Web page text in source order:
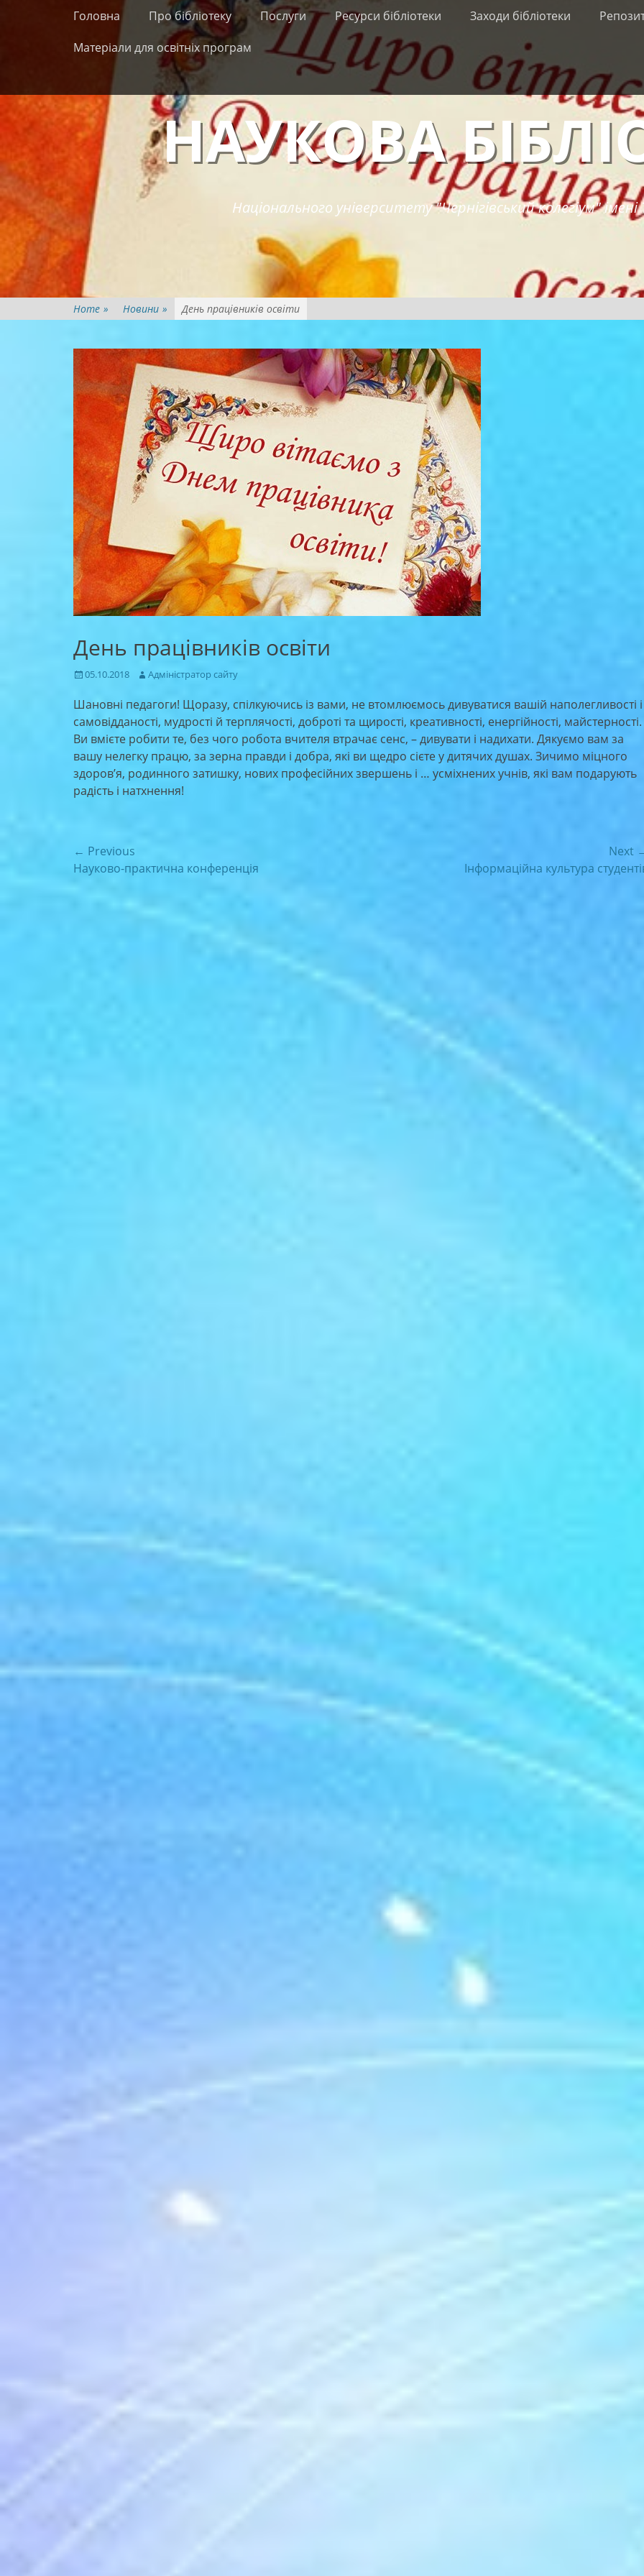
Skip
content
Primary Menu
Головна Про бібліотеку Послуги Ресурси бібліотеки Заходи бібліотеки
Матеріали для освітніх програм
НАУКОВА
Національного університету "Чернігівський колегіум"
Home » Новини » День працівників освіти
День працівників освіти
Posted
05.10.2018 Author
Адміністратор сайту
Шановні педагоги! Щоразу, спілкуючись із вами, не втомлюємось дивуватися вашій наполегливості і
самовідданості, мудрості й терплячості, доброті та щирості, креативності, енергійності, майстерності.
Ви вмієте робити те, без чого робота вчителя втрачає сенс, – дивувати і надихати. Дякуємо вам за
вашу нелегку працю, за зерна правди і добра, які ви щедро сієте у дитячих душах. Зичимо міцного
здоров’я, родинного затишку, нових професійних звершень і … усміхнених учнів, які вам подарують
радість і натхнення!
Навігація
записів
← Previous
Previous
post:
Науково-практична конференція
Next
Інформаційна культура